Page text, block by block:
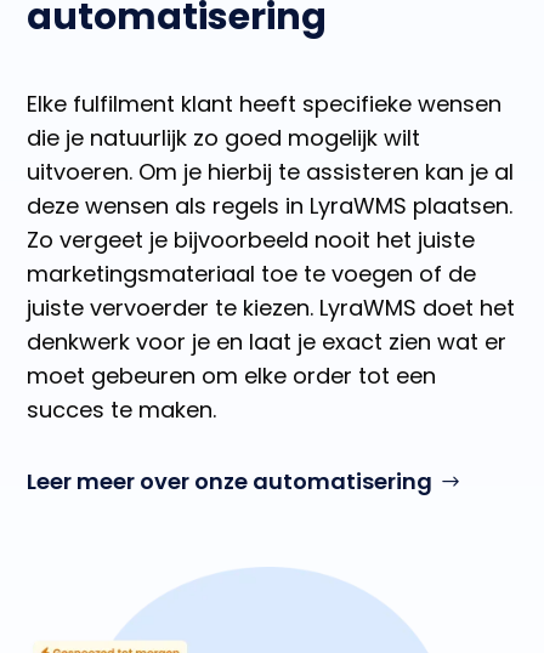
automatisering
Elke fulfilment klant heeft specifieke wensen
die je natuurlijk zo goed mogelijk wilt
uitvoeren. Om je hierbij te assisteren kan je al
deze wensen als regels in LyraWMS plaatsen.
Zo vergeet je bijvoorbeeld nooit het juiste
marketingsmateriaal toe te voegen of de
juiste vervoerder te kiezen. LyraWMS doet het
denkwerk voor je en laat je exact zien wat er
moet gebeuren om elke order tot een
succes te maken.
Leer meer over onze automatisering